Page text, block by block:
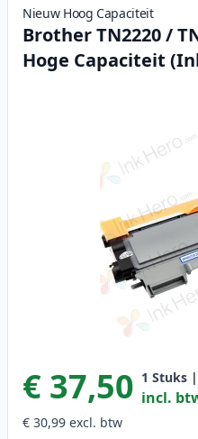
Nieuw Hoog Capaciteit
Brother TN2220 /
Hoge Capaciteit
€ 37,50 1 Stuks |
incl.
€ 30,99 excl. btw